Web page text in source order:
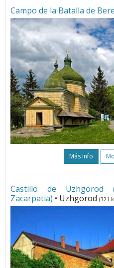
Campo de la Batalla de
Más Info
Сastillo de Uzhgorod
Zacarpatia) • Uzhgorod (321